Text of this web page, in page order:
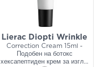
Lierac Diopti Wrinkle
Correction Cream 15ml -
Подобен на ботокс
хексапептиден крем за изгл...